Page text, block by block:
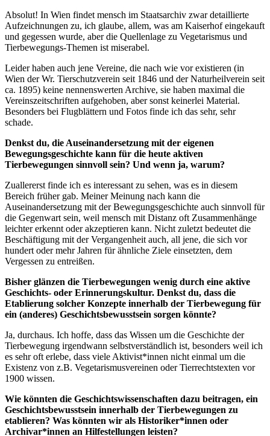
Absolut! In Wien findet mensch im Staatsarchiv zwar detaillierte
Aufzeichnungen zu, ich glaube, allem, was am Kaiserhof eingekauft
und gegessen wurde, aber die Quellenlage zu Vegetarismus und
Tierbewegungs-Themen ist miserabel.
Leider haben auch jene Vereine, die nach wie vor existieren (in
Wien der Wr. Tierschutzverein seit 1846 und der Naturheilverein seit
ca. 1895) keine nennenswerten Archive, sie haben maximal die
Vereinszeitschriften aufgehoben, aber sonst keinerlei Material.
Besonders bei Flugblättern und Fotos finde ich das sehr, sehr
schade.
Denkst du, die Auseinandersetzung mit der eigenen
Bewegungsgeschichte kann für die heute aktiven
Tierbewegungen sinnvoll sein? Und wenn ja, warum?
Zuallererst finde ich es interessant zu sehen, was es in diesem
Bereich früher gab. Meiner Meinung nach kann die
Auseinandersetzung mit der Bewegungsgeschichte auch sinnvoll für
die Gegenwart sein, weil mensch mit Distanz oft Zusammenhänge
leichter erkennt oder akzeptieren kann. Nicht zuletzt bedeutet die
Beschäftigung mit der Vergangenheit auch, all jene, die sich vor
hundert oder mehr Jahren für ähnliche Ziele einsetzten, dem
Vergessen zu entreißen.
Bisher glänzen die Tierbewegungen wenig durch eine aktive
Geschichts- oder Erinnerungskultur. Denkst du, dass die
Etablierung solcher Konzepte innerhalb der Tierbewegung für
ein (anderes) Geschichtsbewusstsein sorgen könnte?
Ja, durchaus. Ich hoffe, dass das Wissen um die Geschichte der
Tierbewegung irgendwann selbstverständlich ist, besonders weil ich
es sehr oft erlebe, dass viele Aktivist*innen nicht einmal um die
Existenz von z.B. Vegetarismusvereinen oder Tierrechtstexten vor
1900 wissen.
Wie könnten die Geschichtswissenschaften dazu beitragen, ein
Geschichtsbewusstsein innerhalb der Tierbewegungen zu
etablieren? Was könnten wir als Historiker*innen oder
Archivar*innen an Hilfestellungen leisten?